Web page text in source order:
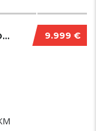
9.999 €
FIAT 500L 1.4 GPL 2018 MIRROR NUOVA